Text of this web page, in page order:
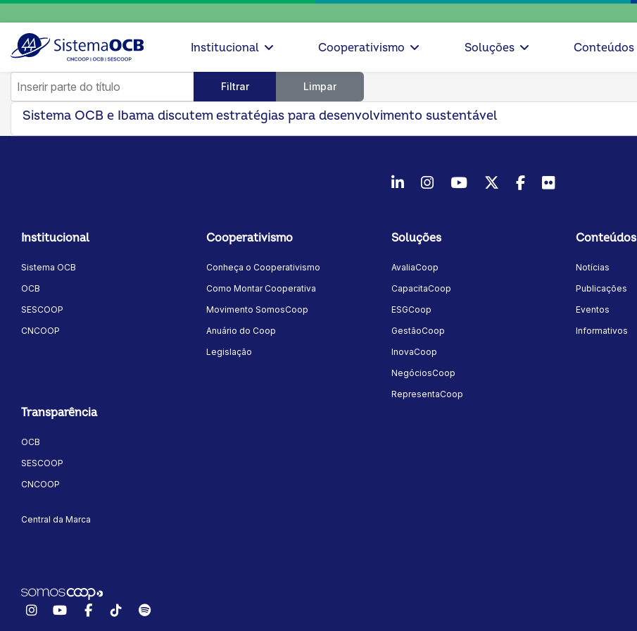
Institucional Cooperativismo Soluções Conteúdos
Inserir parte do título
Filtrar Limpar
Sistema OCB e Ibama discutem estratégias para desenvolvimento sustentável
LinkedInInstagram
YoutubeTwitter/X
Facebook
Flickr
Institucional
Sistema OCB
OCB
SESCOOP
CNCOOP
Cooperativismo
Conheça o Cooperativismo
Como Montar Cooperativa
Movimento SomosCoop
Anuário do Coop
Legislação
Soluções
AvaliaCoop
CapacitaCoop
ESGCoop
GestãoCoop
InovaCoop
NegóciosCoop
RepresentaCoop
Conteúdos
Notícias
Publicações
Eventos
Informativos
Transparência
OCB
SESCOOP
CNCOOP
Central da Marca
InstagramYouTubeFacebook
TikTokSpotify